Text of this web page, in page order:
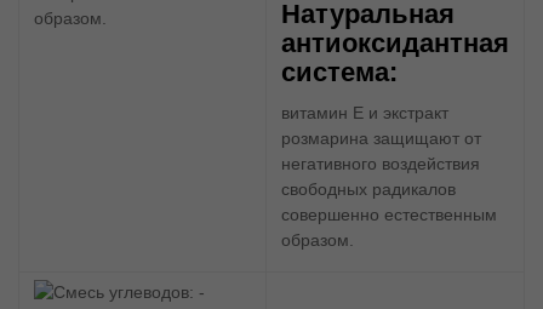
Натуральная
антиоксидантная
система:
витамин Е и экстракт
розмарина защищают от
негативного воздействия
свободных радикалов
совершенно естественным
образом.